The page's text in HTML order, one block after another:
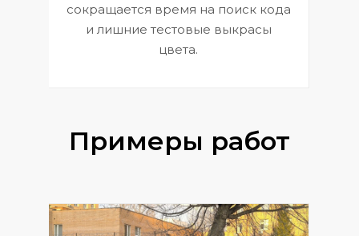
сокращается время на поиск кода
и лишние тестовые выкрасы
цвета.
Примеры работ